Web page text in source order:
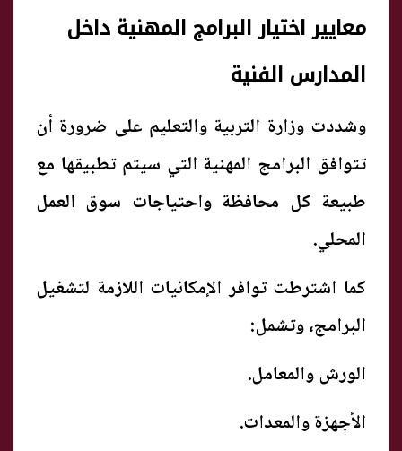
معايير اختيار البرامج المهنية داخل
المدارس الفنية
وشددت وزارة التربية والتعليم على ضرورة أن
تتوافق البرامج المهنية التي سيتم تطبيقها مع
طبيعة كل محافظة واحتياجات سوق العمل
المحلي.
كما اشترطت توافر الإمكانيات اللازمة لتشغيل
البرامج، وتشمل:
الورش والمعامل.
الأجهزة والمعدات.